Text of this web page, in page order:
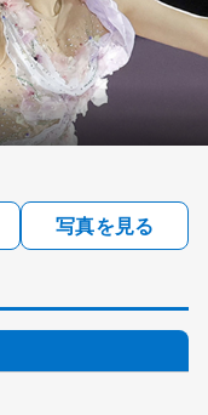
写真を見る